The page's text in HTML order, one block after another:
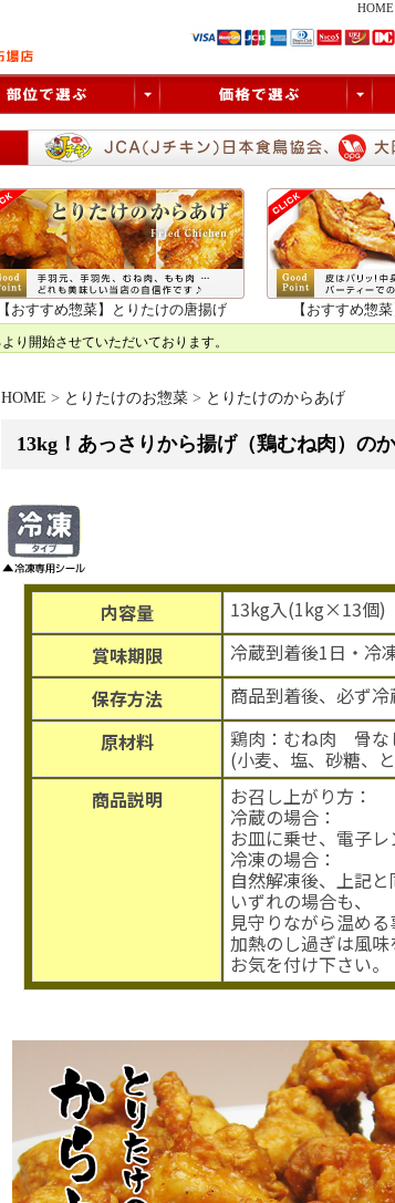
HOME
【おすすめ惣菜】とりたけの唐揚げ 【おすすめ惣
HOME > とりたけのお惣菜 > とりたけのからあげ
13kg！あっさりから揚げ（鶏むね肉）の
内容量
13kg入(1kg×13個)
賞味期限
冷蔵到着後1日・冷
保存方法
商品到着後、必ず
原材料
鶏肉：むね肉 骨な
(小麦、塩、砂糖、
商品説明
お召し上がり方：
冷蔵の場合：
お皿に乗せ、電子レ
冷凍の場合：
自然解凍後、上記と
いずれの場合も、
見守りながら温める
加熱のし過ぎは風味
お気を付け下さい。